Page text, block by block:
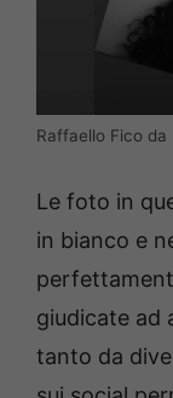
Raffaello Fico da
Le foto in
in bianco e
giudicate ad
tanto da